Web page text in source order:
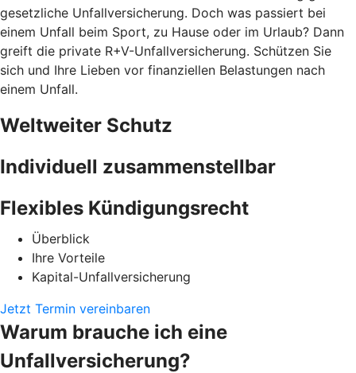
gesetzliche Unfallversicherung. Doch was passiert bei
einem Unfall beim Sport, zu Hause oder im Urlaub? Dann
greift die private R+V-Unfallversicherung. Schützen Sie
sich und Ihre Lieben vor finanziellen Belastungen nach
einem Unfall.
Weltweiter Schutz
Individuell zusammenstellbar
Flexibles Kündigungsrecht
Überblick
Ihre Vorteile
Kapital-Unfallversicherung
Jetzt Termin vereinbaren
Warum brauche ich eine
Unfallversicherung?